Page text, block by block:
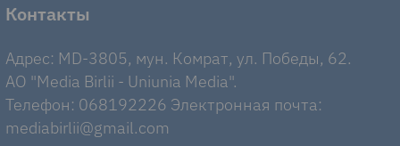
Контакты
Адрес: MD-3805, мун. Комрат, ул. Победы, 62.
AO "Media Birlii - Uniunia Media".
Телефон: 068192226 Электронная почта:
mediabirlii@gmail.com